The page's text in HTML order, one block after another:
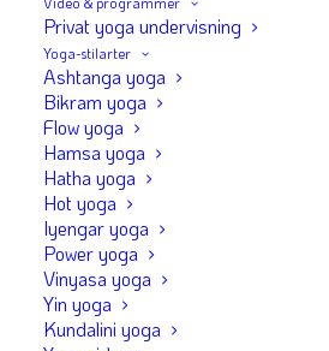
Privat yoga undervisning
Yoga-stilarter
Ashtanga yoga
Bikram yoga
Flow yoga
Hamsa yoga
Hatha yoga
Hot yoga
Iyengar yoga
Power yoga
Vinyasa yoga
Yin yoga
Kundalini yoga
forskningen?
Stress er en af de mest udbredte
sundhedsudfordringer i Danmark.
forskning, at yoga er et af de mest
til at dæmpe stress. En
(PubMed) konkluderede, at
signifikant reducerer niveauet af
kortisol og aktiverer det
— den del af nervesystemet, der er